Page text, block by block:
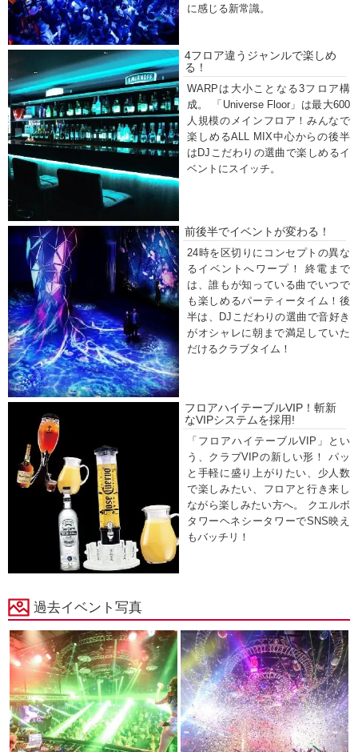
に感じる新常識。
4フロア違うジャンルで楽しめ
る！
WARPは大小ことなる3フロア構
成。 「Universe Floor」は最大600
人規模のメインフロア！みんなで
楽しめるALL MIX中心からの後半
はDJこだわりの選曲で楽しめるイ
ベントにスイッチ。
前後半でイベントが変わる！
24時を区切りにコンセプトの異な
るイベントへワープ！ 終電まで
は、誰もが知っている曲でいつで
も楽しめるパーティータイム！後
半は、DJこだわりの選曲で音好き
がオシャレに朝まで満足していた
だけるクラブタイム！
フロアハイテーブルVIP！斬新
なVIPシステムを採用!
「フロアハイテーブルVIP」とい
う、クラブVIPの新しい形！ パッ
と手軽に盛り上がりたい、少人数
で楽しみたい、フロアと行き来し
ながら楽しみたい方へ。 クエルボ
タワーヘネシータワーでSNS映え
もバッチリ！
過去イベント写真